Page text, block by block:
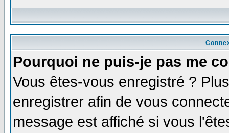
Pourquoi ne puis-je pas me
Vous êtes-vous enregistré ?
enregistrer afin de vous
message est affiché si vous